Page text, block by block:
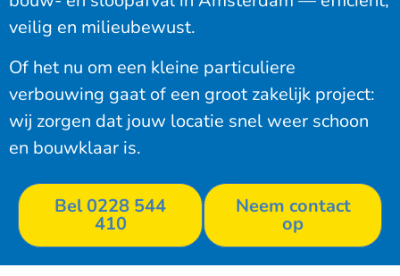
veilig en milieubewust.
Of het nu om een kleine particuliere
verbouwing gaat of een groot zakelijk project:
wij zorgen dat jouw locatie snel weer schoon
en bouwklaar is.
Bel 0228 544
410
Neem contact
op